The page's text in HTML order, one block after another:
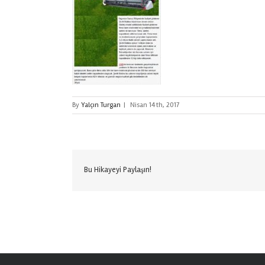
By Yalçın Turgan | Nisan 14th, 2017
Bu Hikayeyi Paylaşın!